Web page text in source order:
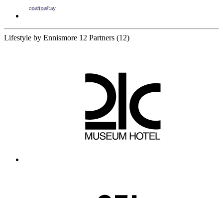
Lifestyle by Ennismore 12 Partners (12)